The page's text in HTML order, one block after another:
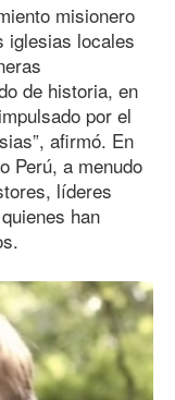
misionero
iglesias locales
de historia, en
por el
afirmó. En
Perú, a menudo
líderes
han